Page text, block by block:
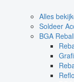
Alles
Soldeer
BGA